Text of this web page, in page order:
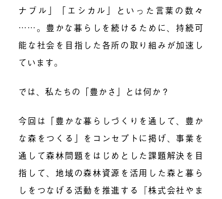
ナブル」「エシカル」といった言葉の数々
……。豊かな暮らしを続けるために、持続可
能な社会を目指した各所の取り組みが加速し
ています。
では、私たちの「豊かさ」とは何か？
今回は 「豊かな暮らしづくりを通して、豊か
な森をつくる」をコンセプトに掲げ、事業を
通して森林問題をはじめとした課題解決を目
指して、地域の森林資源を活用した森と暮ら
しをつなげる活動を推進する『株式会社やま